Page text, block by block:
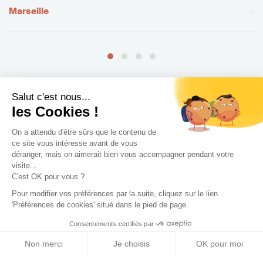
Salut c'est nous...
les Cookies !
On a attendu d'être sûrs que le contenu de
ce site vous intéresse avant de vous
déranger, mais on aimerait bien vous accompagner pendant votre
visite...
C'est OK pour vous ?
Pour modifier vos préférences par la suite, cliquez sur le lien
'Préférences de cookies' situé dans le pied de page.
Consentements certifiés par
Non merci Je choisis OK pour moi
Marseille
Les différents types de